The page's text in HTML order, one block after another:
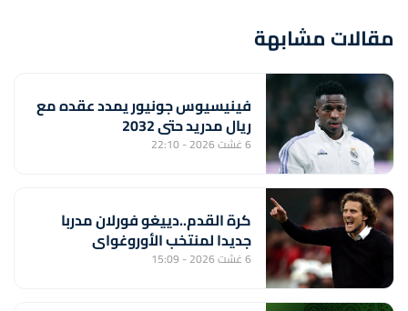
مقالات مشابهة
فينيسيوس جونيور يمدد عقده مع
ريال مدريد حتى 2032
6 غشت 2026 - 22:10
كرة القدم..دييغو فورلان مدربا
جديدا لمنتخب الأوروغواي
6 غشت 2026 - 15:09